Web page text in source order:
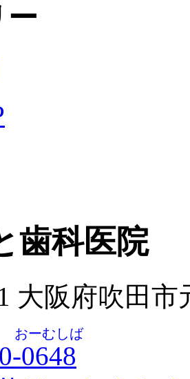
ー
歯科医院
大阪府吹田
0648
おーむしば